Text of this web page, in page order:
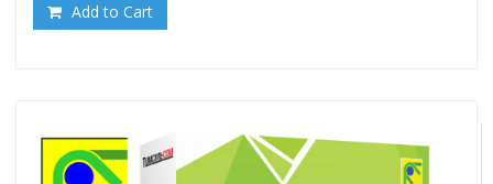
Add to Cart